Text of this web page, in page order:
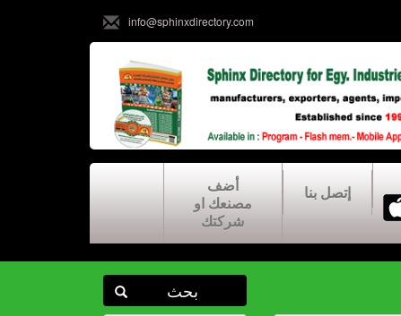
info@sphinxdirectory.com
إتصل بنا
أضف
مصنعك او
شركتك